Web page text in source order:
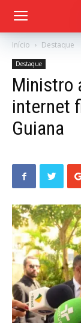
Início Destaque
Destaque
Ministro
internet
Guiana